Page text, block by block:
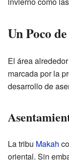
Un Poco
El área
marcada por la
desarrollo de
La tribu Makah
oriental. Sin